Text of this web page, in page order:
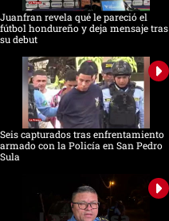
Juanfran revela qué le pareció el
fútbol hondureño y deja mensaje tras
su debut
Seis capturados tras enfrentamiento
armado con la Policía en San Pedro
Sula